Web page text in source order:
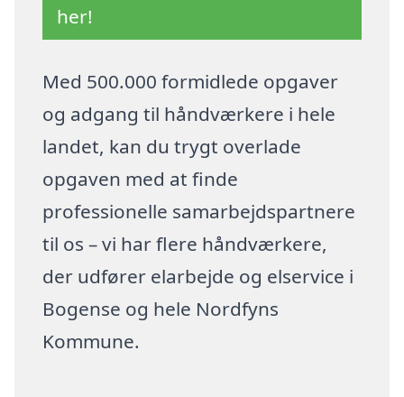
her!
Med 500.000 formidlede opgaver
og adgang til håndværkere i hele
landet, kan du trygt overlade
opgaven med at finde
professionelle samarbejdspartnere
til os – vi har flere håndværkere,
der udfører elarbejde og elservice i
Bogense og hele Nordfyns
Kommune.